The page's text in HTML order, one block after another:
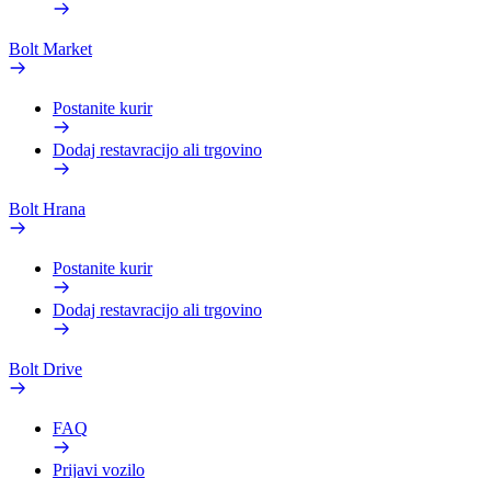
Bolt Market
Postanite kurir
Dodaj restavracijo ali trgovino
Bolt Hrana
Postanite kurir
Dodaj restavracijo ali trgovino
Bolt Drive
FAQ
Prijavi vozilo